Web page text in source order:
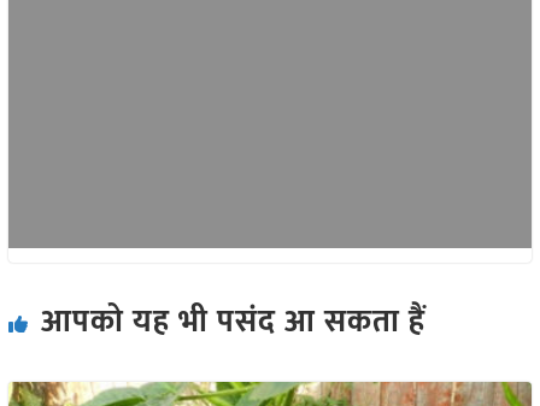
आपको यह भी पसंद आ सकता हैं